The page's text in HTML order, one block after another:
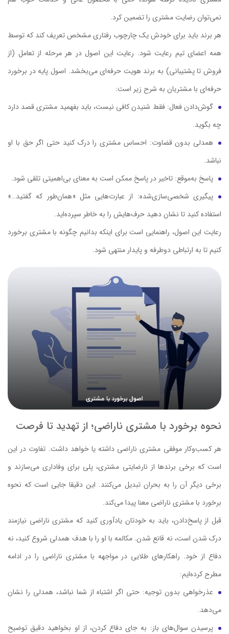
نمی‌توان رضایت مشتری را تضمین کرد.
هر برند باید برای خودش یک چارچوب رفتاری مشخص تعریف کند که توسط
همه اعضای تیم رعایت شود. رعایت این اصول در هر مرحله از تعامل (از
فروش تا پشتیبانی) به برند هویت حرفه‌ای می‌بخشد. اصول پایه در برخورد
حرفه‌ای با مشتریان به شرح زیر است:
گوش‌دادن فعال: فقط شنیدن کافی نیست، باید بفهمید مشتری قصد دارد
چه بگوید.
همدلی بدون قضاوت: احساس مشتری را درک کنید حتی اگر حق با او
نباشد.
پاسخ به‌موقع: تاخیر در پاسخ ممکن است به معنای بی‌اهمیتی تلقی شود.
پیگیری شخصی‌سازی‌شده: از عبارت‌هایی مثل «همان‌طور که گفتید…»
استفاده کنید تا نشان دهید حرف‌هایش را به خاطر سپرده‌اید.
رعایت این اصول، راهنمایی است برای اینکه بدانیم چگونه با مشتری برخورد
کنیم تا به ارتباطی دوطرفه و پایدار منتهی شود.
نحوه برخورد با مشتری ناراضی؛ از تهدید تا فرصت
هر کسب‌وکار موفقی مشتری ناراضی داشته یا خواهد داشت. تفاوت در این
است که برخی برندها از نارضایتی مشتری، پلی برای وفاداری می‌سازند و
برخی دیگر آن را به بحران تبدیل می‌کنند. این دقیقا جایی است که نحوه
برخورد با مشتری ناراضی معنا پیدا می‌کند.
قبل از پاسخ‌دادن، باید به خودتان یادآوری کنید که مشتری ناراضی نیازمند
درک شدن است، نه قانع شدن. مکالمه با او را با هدف همدلی شروع کنید، نه
دفاع از خود. راهکارهای طلایی در مواجهه با مشتری ناراضی را در ادامه
مطرح کرده‌ایم:
عذرخواهی بدون توجیه: حتی اگر اشتباه از شما نباشد، همدلی را نشان
می‌دهد.
پرسیدن سوال‌های باز: به جای دفاع کردن، از او بخواهید دقیق توضیح